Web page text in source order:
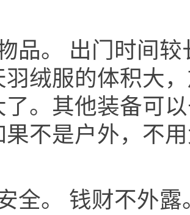
品。 出门时间
羽绒服的体积大
了。其他装备可
果不是户外，不
全。 钱财不外